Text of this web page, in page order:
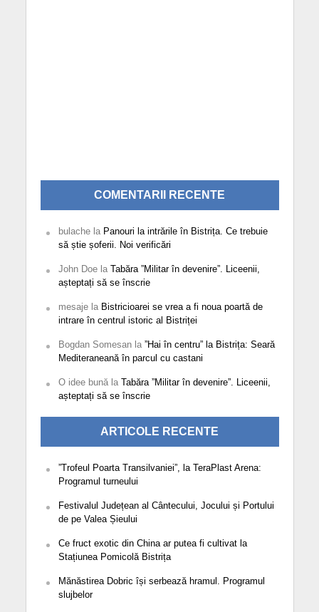
COMENTARII RECENTE
bulachela Panouri la intrările în Bistrița. Ce trebuie
să știe șoferii. Noi verificări
John Doela Tabăra ”Militar în devenire”. Liceenii,
așteptați să se înscrie
mesajela Bistricioarei se vrea a fi noua poartă de
intrare în centrul istoric al Bistriței
Bogdan Somesanla ”Hai în centru” la Bistrița: Seară
Mediteraneană în parcul cu castani
O idee bunăla Tabăra ”Militar în devenire”. Liceenii,
așteptați să se înscrie
ARTICOLE RECENTE
”Trofeul Poarta Transilvaniei”, la TeraPlast Arena:
Programul turneului
Festivalul Județean al Cântecului, Jocului și Portului
de pe Valea Șieului
Ce fruct exotic din China ar putea fi cultivat la
Stațiunea Pomicolă Bistrița
Mănăstirea Dobric își serbează hramul. Programul
slujbelor